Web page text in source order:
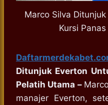
Marco Silva
Kursi
Ditunjuk Everton
Pelatih Utama –
manajer Everton,